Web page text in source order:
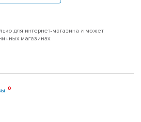
для интернет-магазина и может
магазинах